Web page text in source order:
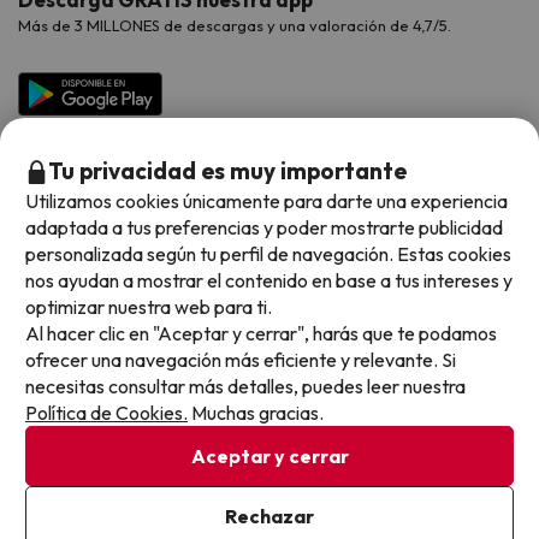
Viajes para grupos
Hoteles Galicia
Hoteles Salou
Chollos con Todo Incluido
Chollos en la playa
Hoteles con toboganes
Selección de la Newsletter
Los favoritos de nuestros clientes
Vacaciones en Agosto
Vacaciones en Octubre
Vacaciones en Noviembre
Preguntas frecuentes
Más de 3 MILLONES de descargas y una valoración de 4,7/5.
Métodos de pago disponibles
Condiciones generales
Política de cookies
Viajes para ti S.L.U. Copyright © Buscounchollo.com 2010 -
Tu privacidad es muy importante
Utilizamos cookies únicamente para darte una experiencia
adaptada a tus preferencias y poder mostrarte publicidad
personalizada según tu perfil de navegación. Estas cookies
nos ayudan a mostrar el contenido en base a tus intereses y
optimizar nuestra web para ti.
Al hacer clic en "Aceptar y cerrar", harás que te podamos
ofrecer una navegación más eficiente y relevante. Si
necesitas consultar más detalles, puedes leer nuestra
Política de Cookies. Muchas gracias.
Aceptar y cerrar
Rechazar